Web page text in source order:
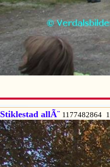
Stiklestad allÃ¨ 1177482864